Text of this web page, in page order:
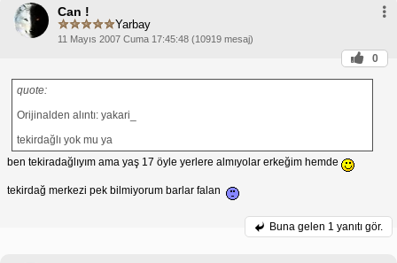
Can !
Yarbay
11 Mayıs 2007 Cuma 17:45:48 (10919 mesaj)
0
quote:
Orijinalden alıntı: yakari_
tekirdağlı yok mu ya
ben tekiradağlıyım ama yaş 17 öyle yerlere almıyolar erkeğim hemde
tekirdağ merkezi pek bilmiyorum barlar falan
Buna gelen 1 yanıtı gör.